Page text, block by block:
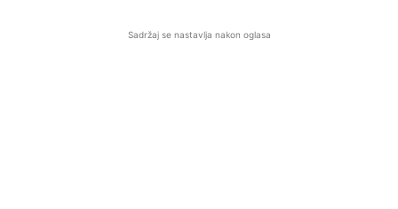
Sadržaj se nastavlja nakon oglasa